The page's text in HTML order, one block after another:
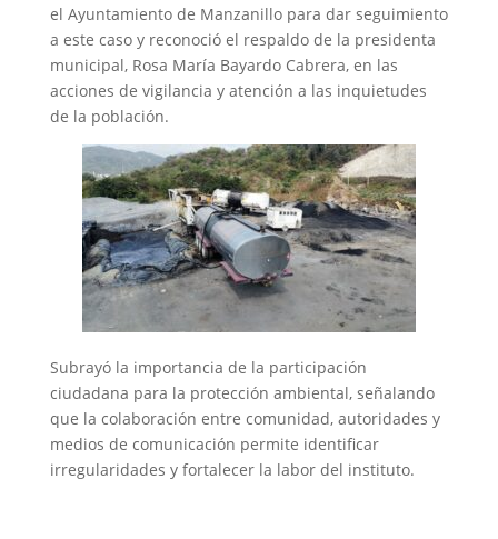
el Ayuntamiento de Manzanillo para dar seguimiento
a este caso y reconoció el respaldo de la presidenta
municipal, Rosa María Bayardo Cabrera, en las
acciones de vigilancia y atención a las inquietudes
de la población.
Subrayó la importancia de la participación
ciudadana para la protección ambiental, señalando
que la colaboración entre comunidad, autoridades y
medios de comunicación permite identificar
irregularidades y fortalecer la labor del instituto.